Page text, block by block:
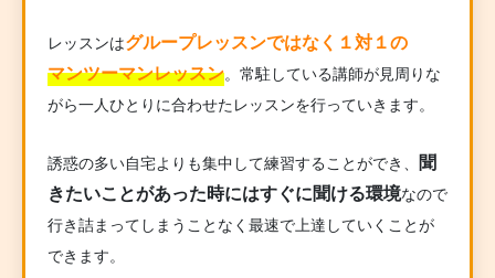
レッスンはグループレッスンではなく１対１の
マンツーマンレッスン。常駐している講師が見周りな
がら一人ひとりに合わせたレッスンを行っていきます。
誘惑の多い自宅よりも集中して練習することができ、 聞
きたいことがあった時にはすぐに聞ける環境なので
行き詰まってしまうことなく最速で上達していくことが
できます。